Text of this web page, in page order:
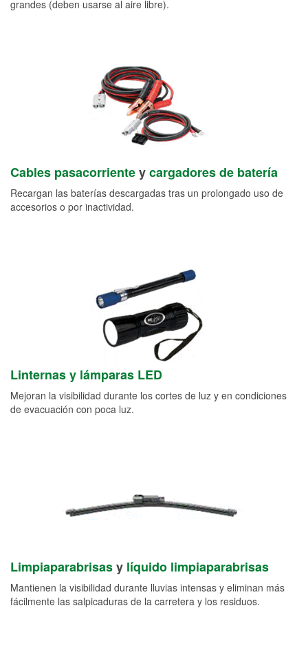
grandes (deben usarse al aire libre).
Cables pasacorrienteycargadores de batería
Recargan las baterías descargadas tras un prolongado uso de
accesorios o por inactividad.
Linternas y lámparas LED
Mejoran la visibilidad durante los cortes de luz y en condiciones
de evacuación con poca luz.
Limpiaparabrisasy líquido limpiaparabrisas
Mantienen la visibilidad durante lluvias intensas y eliminan más
fácilmente las salpicaduras de la carretera y los residuos.